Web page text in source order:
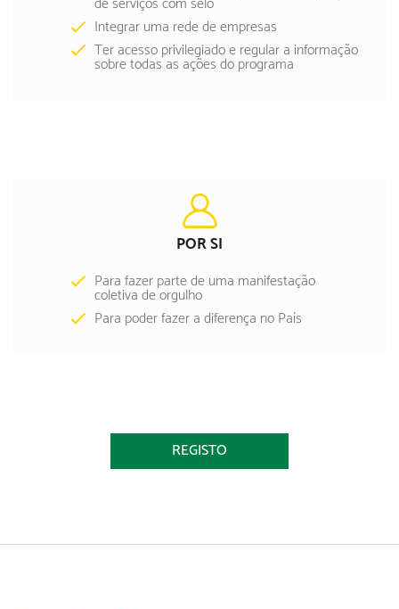
Integrar uma rede de empresas
Ter acesso privilegiado e regular a informação
sobre todas as ações do programa
POR SI
Para fazer parte de uma manifestação
coletiva de orgulho
Para poder fazer a diferença no País
REGISTO